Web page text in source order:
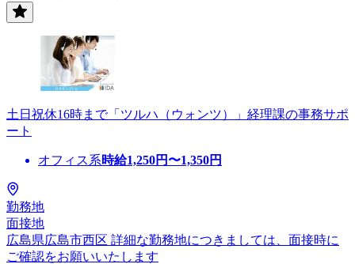
土日祝休16時まで「ツルハ（ウォンツ）」経理課の事務サポ
ート
オフィス系時給1,250円〜1,350円
勤務地
面接地
広島県広島市西区 詳細な勤務地につきましては、面接時に
ご確認をお願いいたします